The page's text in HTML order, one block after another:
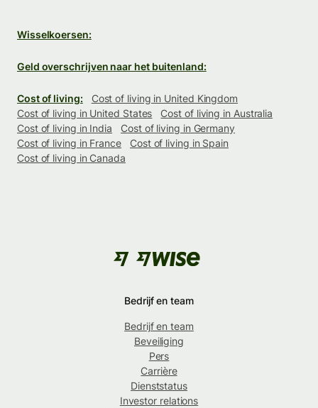
Wisselkoersen:
Geld overschrijven naar het buitenland:
Cost of living:
Cost of living in United Kingdom
Cost of living in United States
Cost of living in Australia
Cost of living in India
Cost of living in Germany
Cost of living in France
Cost of living in Spain
Cost of living in Canada
Bedrijf en team
Bedrijf en team
Beveiliging
Pers
Carrière
Dienststatus
Investor relations